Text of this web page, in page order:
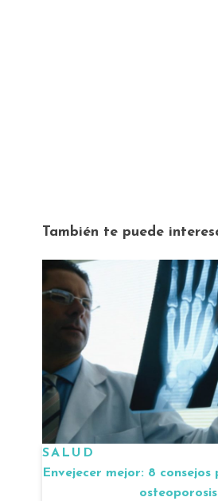
También te puede
SALUD
Envejecer mejor: 8
osteoporosis